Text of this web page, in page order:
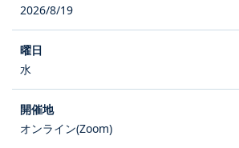
2026/8/19
水
オンライン(Zoom)